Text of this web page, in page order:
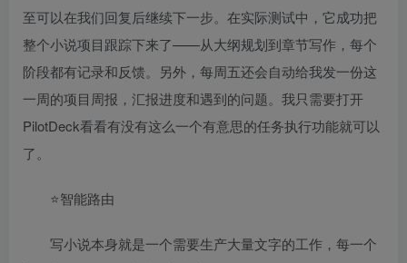
至可以在我们回复后继续下一步。在实际测试中，它成功把
整个小说项目跟踪下来了——从大纲规划到章节写作，每个
阶段都有记录和反馈。另外，每周五还会自动给我发一份这
一周的项目周报，汇报进度和遇到的问题。我只需要打开
PilotDeck看看有没有这么一个有意思的任务执行功能就可以
了。
⭐智能路由
写小说本身就是一个需要生产大量文字的工作，每一个